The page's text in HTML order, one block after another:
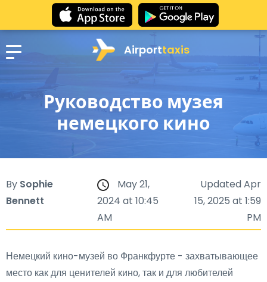
Airporttaxis
Руководство музея
немецкого кино
By Sophie
Bennett
May 21,
2024 at 10:45
AM
Updated Apr
15, 2025 at 1:59
PM
Немецкий кино-музей во Франкфурте - захватывающее
место как для ценителей кино, так и для любителей